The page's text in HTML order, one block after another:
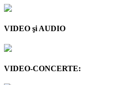
VIDEO şi AUDIO
VIDEO-CONCERTE: